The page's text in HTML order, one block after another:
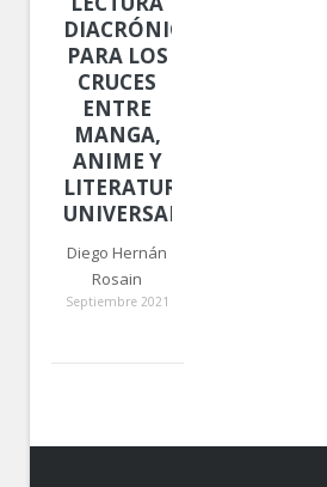
DIACRÓNICA
PARA LOS
CRUCES
ENTRE
MANGA,
ANIME Y
LITERATURA
UNIVERSAL
Diego Hernán
Rosain
Septiembre 2021